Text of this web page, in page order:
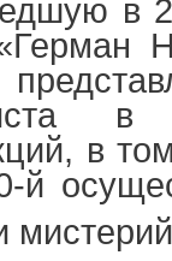
в
в
й